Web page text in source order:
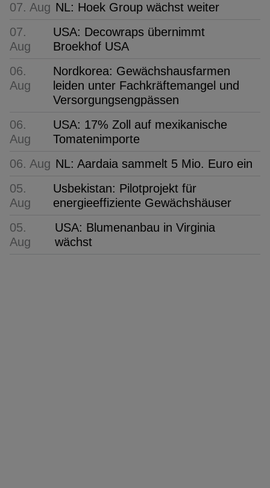
07. Aug NL: Hoek Group wächst weiter
07.
Aug
USA: Decowraps übernimmt
Broekhof USA
06.
Aug
Nordkorea: Gewächshausfarmen
leiden unter Fachkräftemangel und
Versorgungsengpässen
06.
Aug
USA: 17% Zoll auf mexikanische
Tomatenimporte
06. Aug NL: Aardaia sammelt 5 Mio. Euro ein
05.
Aug
Usbekistan: Pilotprojekt für
energieeffiziente Gewächshäuser
05.
Aug
USA: Blumenanbau in Virginia
wächst